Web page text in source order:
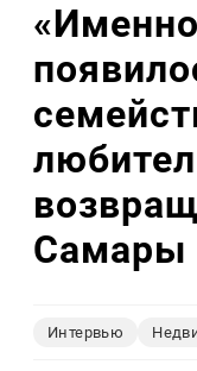
Самары
Интервью